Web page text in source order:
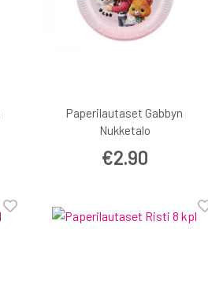
Paperilautaset Gabbyn
Nukketalo
€2.90